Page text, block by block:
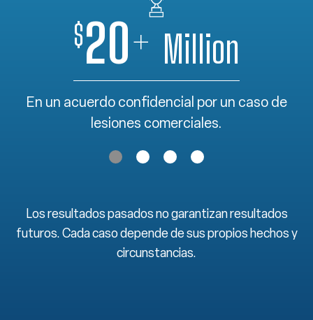
$20+ Million
En un acuerdo confidencial por un caso de
lesiones comerciales.
Los resultados pasados no garantizan resultados
futuros. Cada caso depende de sus propios hechos y
circunstancias.